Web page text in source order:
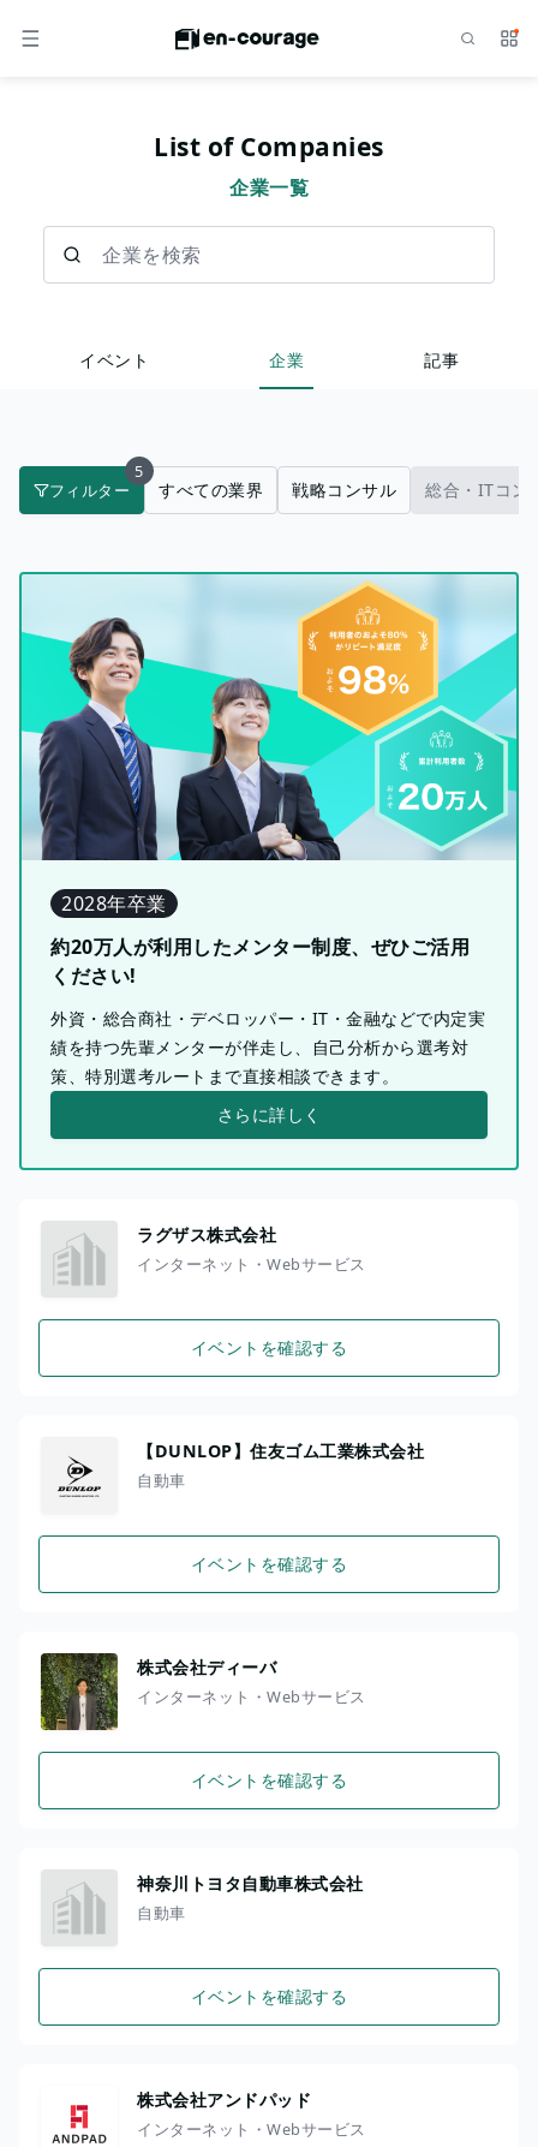
メニュー サ
List of Companies
企業一覧
イベント 企業 記事
フィルター
5
すべての業界 戦略コンサル 総合・ITコン
2028年卒業
約20万人が利用したメンター制度、ぜひご活用
ください!
外資・総合商社・デベロッパー・IT・金融などで内定実
績を持つ先輩メンターが伴走し、自己分析から選考対
策、特別選考ルートまで直接相談できます。
さらに詳しく
ラグザス株式会社
インターネット・Webサービス
イベントを確認する
【DUNLOP】住友ゴム工業株式会社
自動車
イベントを確認する
株式会社ディーバ
インターネット・Webサービス
イベントを確認する
神奈川トヨタ自動車株式会社
自動車
イベントを確認する
株式会社アンドパッド
インターネット・Webサービス